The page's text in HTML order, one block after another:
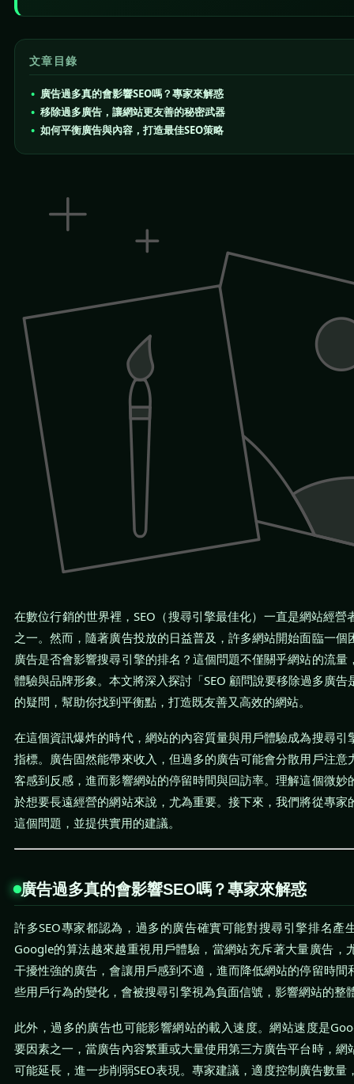
文章目錄
廣告過多真的會影響SEO嗎？專家來解惑
移除過多廣告，讓網站更友善的秘密武器
如何平衡廣告與內容，打造最佳SEO策略
在數位行銷的世界裡，SEO（搜尋引擎最佳化）一直是網站經營
之一。然而，隨著廣告投放的日益普及，許多網站開始面臨一個
廣告是否會影響搜尋引擎的排名？這個問題不僅關乎網站的流量
體驗與品牌形象。本文將深入探討「SEO 顧問說要移除過多廣告
的疑問，幫助你找到平衡點，打造既友善又高效的網站。
在這個資訊爆炸的時代，網站的內容質量與用戶體驗成為搜尋引
指標。廣告固然能帶來收入，但過多的廣告可能會分散用戶注意
客感到反感，進而影響網站的停留時間與回訪率。理解這個微妙
於想要長遠經營的網站來說，尤為重要。接下來，我們將從專家
這個問題，並提供實用的建議。
廣告過多真的會影響SEO嗎？專家來解惑
許多SEO專家都認為，過多的廣告確實可能對搜尋引擎排名產
Google的算法越來越重視用戶體驗，當網站充斥著大量廣告，
干擾性強的廣告，會讓用戶感到不適，進而降低網站的停留時間
些用戶行為的變化，會被搜尋引擎視為負面信號，影響網站的整
此外，過多的廣告也可能影響網站的載入速度。網站速度是
要因素之一，當廣告內容繁重或大量使用第三方廣告平台時，網
可能延長，進一步削弱SEO表現。專家建議，適度控制廣告數量